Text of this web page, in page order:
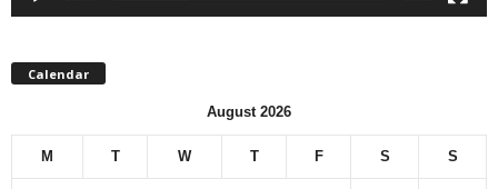
Calendar
August 2026
M T W T F S S